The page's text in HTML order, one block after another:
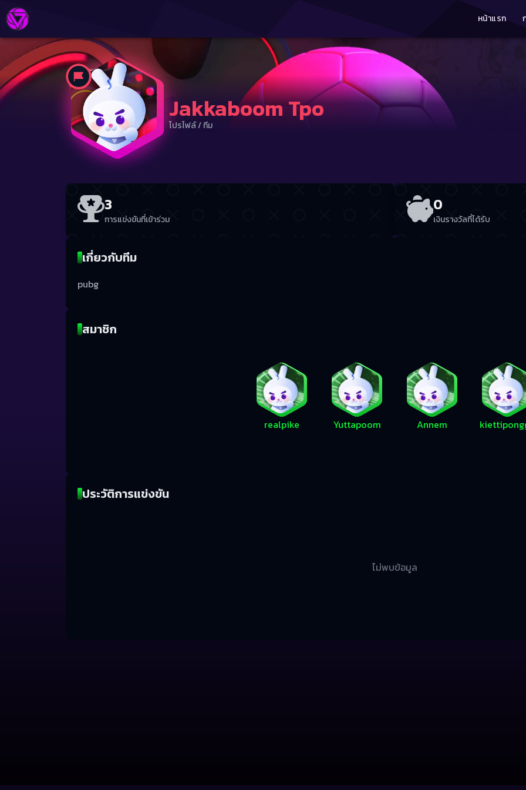
หน้าแรก
Jakkaboom Tpo
โปรไฟล์/ทีม
3
การแข่งขันที่เข้าร่วม
0
เงินรางวัลที่ได้รับ
เกี่ยวกับทีม
pubg
สมาชิก
realpike Yuttapoom Annem
ประวัติการแข่งขัน
ไม่พบข้อมูล